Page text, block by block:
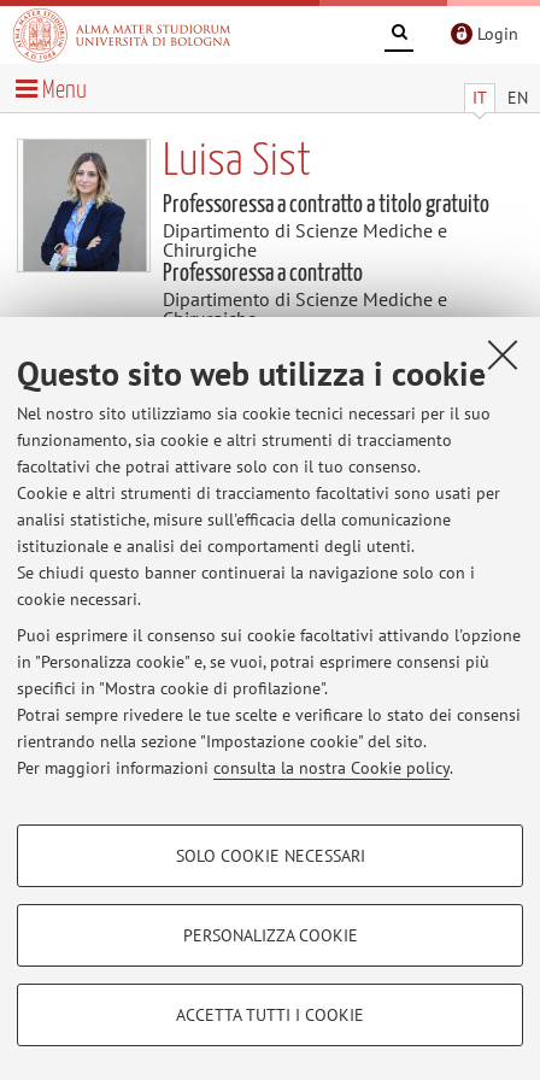
Questo sito web utilizza i cookie
Nel nostro sito utilizziamo sia cookie tecnici necessari per il suo
funzionamento, sia cookie e altri strumenti di tracciamento
facoltativi che potrai attivare solo con il tuo consenso.
Cookie e altri strumenti di tracciamento facoltativi sono usati per
analisi statistiche, misure sull'efficacia della comunicazione
istituzionale e analisi dei comportamenti degli utenti.
Se chiudi questo banner continuerai la navigazione solo con i
cookie necessari.
Puoi esprimere il consenso sui cookie facoltativi attivando l'opzione
in "Personalizza cookie" e, se vuoi, potrai esprimere consensi più
specifici in "Mostra cookie di profilazione".
Potrai sempre rivedere le tue scelte e verificare lo stato dei consensi
rientrando nella sezione "Impostazione cookie" del sito.
Per maggiori informazioni consulta la nostra Cookie policy.
COOKIE DI PROFILAZIONE - FACOLTATIVI
COOKIE TECNICI - NECESSARI
Si tratta di cookie tecnici utilizzati, a titolo esemplificativo, per il corretto
SOLO COOKIE NECESSARI
PERSONALIZZA COOKIE
ACCETTA TUTTI I COOKIE
Login
IT EN
Menu
Luisa Sist
Professoressa a contratto a titolo gratuito
Dipartimento di Scienze Mediche e
Chirurgiche
Professoressa a contratto
Dipartimento di Scienze Mediche e
Chirurgiche
Dipartimento di Scienze Biomediche e
Neuromotorie
Dipartimento di Scienze Mediche e
Chirurgiche
Avvisi
Al momento non sono presenti avvisi.
Area riservata
Accedi tramiteloginper gestire tutti i contenuti del sito.
© 2026 - ALMA MATER STUDIORUM - Università di Bologna - Via
Privacy|Note legali|Impostazioni Cookie